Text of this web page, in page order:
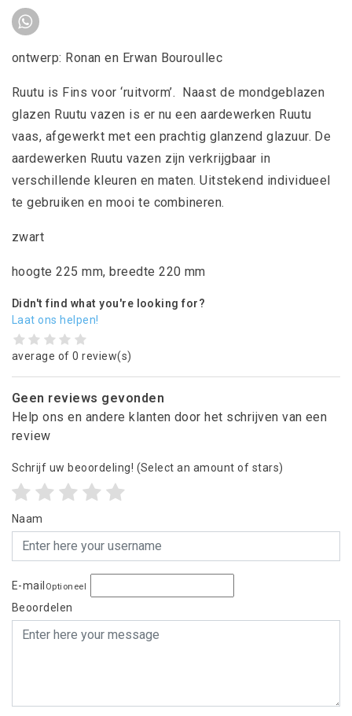
ontwerp: Ronan en Erwan Bouroullec
Ruutu is Fins voor ‘ruitvorm’. Naast de mondgeblazen
glazen Ruutu vazen is er nu een aardewerken Ruutu
vaas, afgewerkt met een prachtig glanzend glazuur. De
aardewerken Ruutu vazen zijn verkrijgbaar in
verschillende kleuren en maten. Uitstekend individueel
te gebruiken en mooi te combineren.
zwart
hoogte 225 mm, breedte 220 mm
Didn't find what you're looking for?
Laat ons helpen!
average of 0 review(s)
Geen reviews gevonden
Help ons en andere klanten door het schrijven van een
review
Schrijf uw beoordeling! (Select an amount of stars)
Naam
E-mail Optioneel
Beoordelen